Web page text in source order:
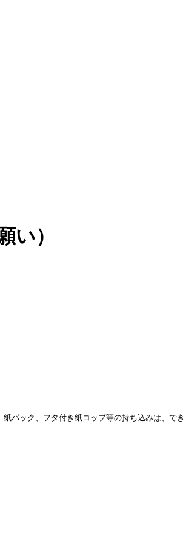
い）
紙パック、フタ付き紙コップ等の持ち込みは、で